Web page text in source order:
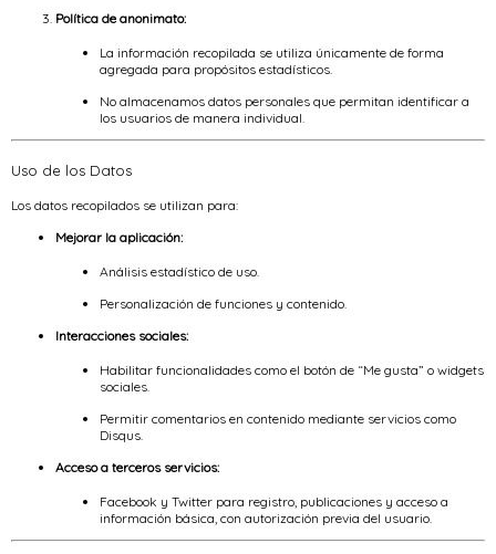
Política de anonimato:
La información recopilada se utiliza únicamente de forma
agregada para propósitos estadísticos.
No almacenamos datos personales que permitan identificar a
los usuarios de manera individual.
Uso de los Datos
Los datos recopilados se utilizan para:
Mejorar la aplicación:
Análisis estadístico de uso.
Personalización de funciones y contenido.
Interacciones sociales:
Habilitar funcionalidades como el botón de “Me gusta” o widgets
sociales.
Permitir comentarios en contenido mediante servicios como
Disqus.
Acceso a terceros servicios:
Facebook y Twitter para registro, publicaciones y acceso a
información básica, con autorización previa del usuario.